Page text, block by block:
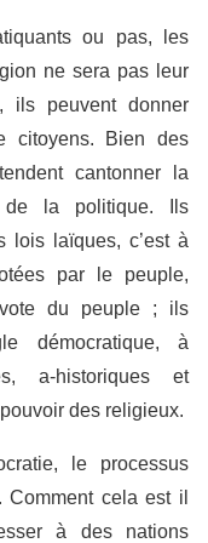
ou pas, les
ne sera pas leur
ils peuvent donner
citoyens. Bien des
cantonner la
la politique. Ils
lois laïques, c’est à
par le peuple,
du peuple ; ils
démocratique, à
a-historiques et
des religieux.
le processus
cela est il
à des nations